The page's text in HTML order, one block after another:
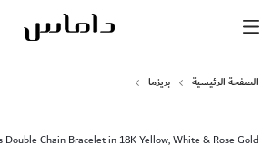
الصفحة الرئيسية بريزما
Double Chain Bracelet in 18K Yellow, White & Rose Gold